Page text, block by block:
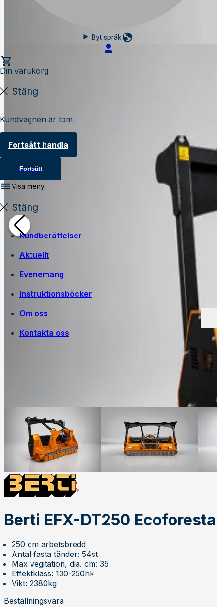
Byt språk
Din varukorg
Stäng
Kundvagnen är tom
Fortsätt handla
Fortsätt
Visa meny
Stäng
Kundberättelser
Aktuellt
Evenemang
Instruktionsböcker
Om oss
Egen tillverkning
Kontakta oss
Berti EFX-DT250
250 cm arbetsbredd
Antal fasta tänder: 54st
Max vegitation, dia. cm: 35
Effektklass: 130-250hk
Vikt: 2380kg
Beställningsvara